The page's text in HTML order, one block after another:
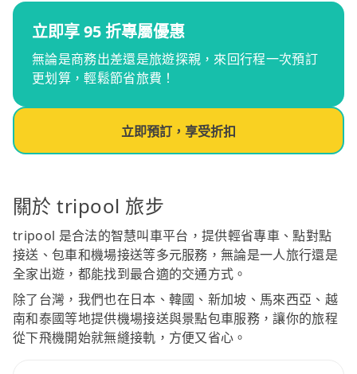
立即享 95 折專屬優惠
無論是商務出差還是旅遊探親，來回行程一次預訂
更划算，輕鬆節省旅費！
立即預訂，享受折扣
關於 tripool 旅步
tripool 是合法的智慧叫車平台，提供輕省專車、點對點
接送、包車和機場接送等多元服務，無論是一人旅行還是
全家出遊，都能找到最合適的交通方式。
除了台灣，我們也在日本、韓國、新加坡、馬來西亞、越
南和泰國等地提供機場接送與景點包車服務，讓你的旅程
從下飛機開始就無縫接軌，方便又省心。